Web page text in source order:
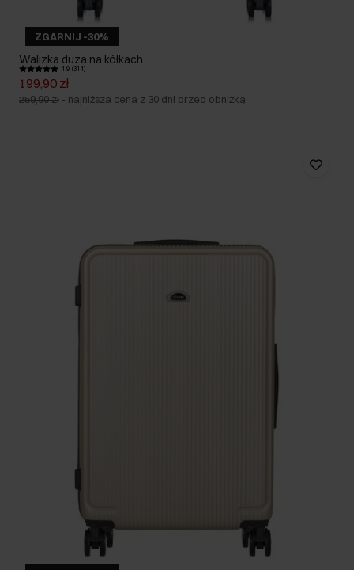
ZGARNIJ -30%
Walizka duża na kółkach
4.9 (314)
199,90 zł
259,90 zł - najniższa cena z 30 dni przed obniżką